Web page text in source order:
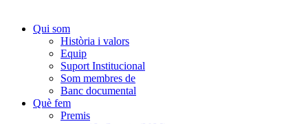
Qui som
Història i valors
Equip
Suport Institucional
Som membres de
Banc documental
Què fem
Premis